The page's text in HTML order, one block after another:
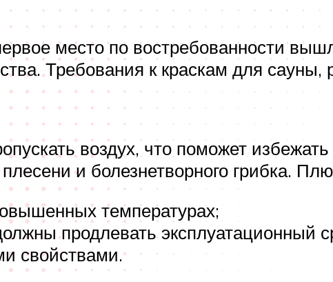
место по востребованности
Требования к краскам для сауны,
воздух, что поможет избежать
и болезнетворного грибка.
температурах;
продлевать эксплуатационный
свойствами.